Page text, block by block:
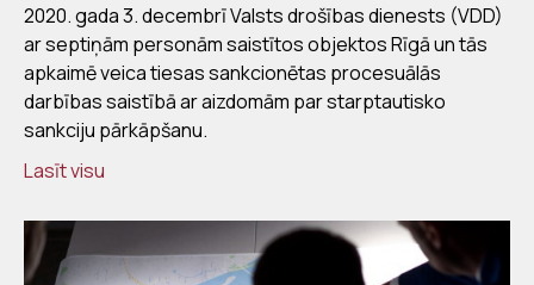
2020. gada 3. decembrī Valsts drošības dienests (VDD)
ar septiņām personām saistītos objektos Rīgā un tās
apkaimē veica tiesas sankcionētas procesuālās
darbības saistībā ar aizdomām par starptautisko
sankciju pārkāpšanu.
Lasīt visu